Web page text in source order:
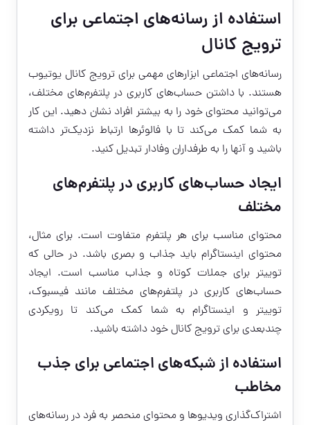
استفاده از رسانه‌های اجتماعی برای
ترویج کانال
رسانه‌های اجتماعی ابزارهای مهمی برای ترویج کانال یوتیوب
هستند. با داشتن حساب‌های کاربری در پلتفرم‌های مختلف،
می‌توانید محتوای خود را به بیشتر افراد نشان دهید. این کار
به شما کمک می‌کند تا با فالوئرها ارتباط نزدیک‌تر داشته
باشید و آنها را به طرفداران وفادار تبدیل کنید.
ایجاد حساب‌های کاربری در پلتفرم‌های
مختلف
محتوای مناسب برای هر پلتفرم متفاوت است. برای مثال،
محتوای اینستاگرام باید جذاب و بصری باشد. در حالی که
توییتر برای جملات کوتاه و جذاب مناسب است. ایجاد
حساب‌های کاربری در پلتفرم‌های مختلف مانند فیسبوک،
توییتر و اینستاگرام به شما کمک می‌کند تا رویکردی
چندبعدی برای ترویج کانال خود داشته باشید.
استفاده از شبکه‌های اجتماعی برای جذب
مخاطب
اشتراک‌گذاری ویدیوها و محتوای منحصر به فرد در رسانه‌های